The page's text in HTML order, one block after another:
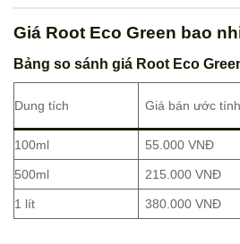
Giá Root Eco Green bao
Bảng so sánh giá Root Eco
Dung tích Giá bán ước tính
100ml 55.000 VNĐ
500ml 215.000 VNĐ
1 lít 380.000 VNĐ